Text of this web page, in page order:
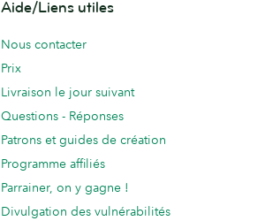
Aide/Liens utiles
Nous contacter
Prix
Livraison le jour suivant
Questions - Réponses
Patrons et guides de création
Programme affiliés
Parrainer, on y gagne !
Divulgation des vulnérabilités